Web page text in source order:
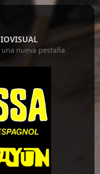
nueva pestaña